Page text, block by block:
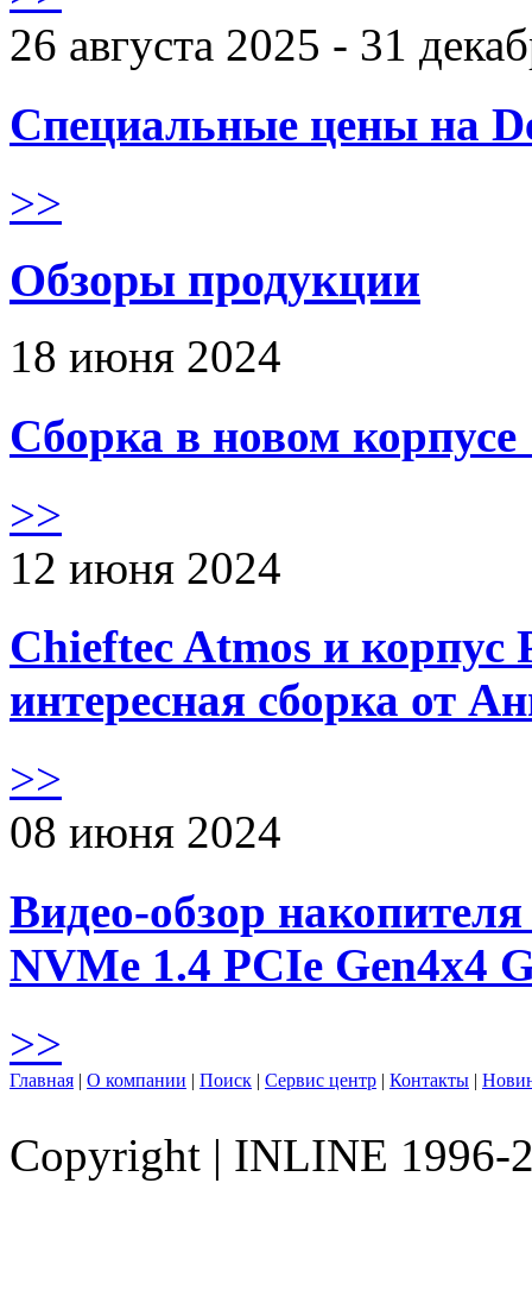
26 августа 2025 - 31
Специальные цены на
>>
Обзоры продукции
18 июня 2024
Сборка в новом
>>
12 июня 2024
Chieftec Atmos и корпус
интересная сборка от
>>
08 июня 2024
Видео-обзор
NVMe 1.4 PCIe Gen4х4
>>
Главная | О компании | Поиск | Сервис центр | Контакты |
Copyright | INLINE 1996-